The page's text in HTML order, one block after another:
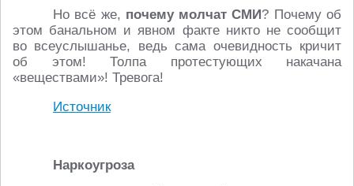
Но всё же, почему молчат СМИ? Почему об
этом банальном и явном факте никто не сообщит
во всеуслышанье, ведь сама очевидность кричит
об этом! Толпа протестующих накачана
«веществами»! Тревога!
Источник
Наркоугроза